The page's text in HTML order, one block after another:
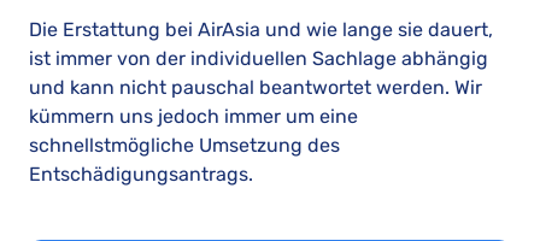
Die Erstattung bei AirAsia und wie lange sie dauert,
ist immer von der individuellen Sachlage abhängig
und kann nicht pauschal beantwortet werden. Wir
kümmern uns jedoch immer um eine
schnellstmögliche Umsetzung des
Entschädigungsantrags.